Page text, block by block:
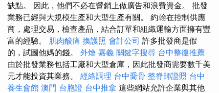
缺點。 因此，他們不必在營銷上做廣告和浪費資金。 批發
業務已經與大規模生產和大型生產有關。 約翰在控制供應
商，處理交易，檢查產品，結合訂單和組織運輸方面擁有豐
富的經驗。 肌肉酸痛 換護照 會計公司 許多批發商是假
的，試圖他媽的錢。 外燴 嘉義 關鍵字搜尋 台中整復推薦
由於批發業務包括工廠和大型倉庫，因此批發商需要數千美
元才能投資其業務。 經絡調理 台中喬骨 整脊師證照 台中
養生會館 澳門 台胞證 台中推拿 這些網站允許企業與其他